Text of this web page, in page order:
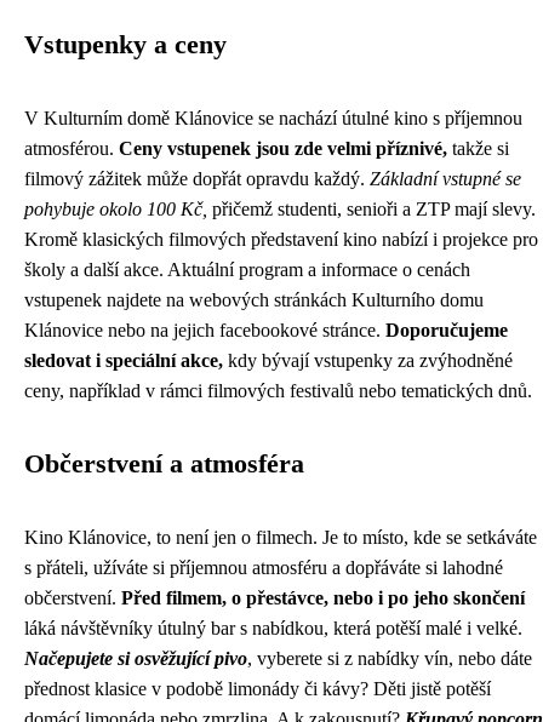
Vstupenky a ceny
V Kulturním domě Klánovice se nachází útulné kino s příjemnou
atmosférou. Ceny vstupenek jsou zde velmi příznivé, takže si
filmový zážitek může dopřát opravdu každý. Základní vstupné se
pohybuje okolo 100 Kč, přičemž studenti, senioři a ZTP mají slevy.
Kromě klasických filmových představení kino nabízí i projekce pro
školy a další akce. Aktuální program a informace o cenách
vstupenek najdete na webových stránkách Kulturního domu
Klánovice nebo na jejich facebookové stránce. Doporučujeme
sledovat i speciální akce, kdy bývají vstupenky za zvýhodněné
ceny, například v rámci filmových festivalů nebo tematických dnů.
Občerstvení a atmosféra
Kino Klánovice, to není jen o filmech. Je to místo, kde se setkáváte
s přáteli, užíváte si příjemnou atmosféru a dopřáváte si lahodné
občerstvení. Před filmem, o přestávce, nebo i po jeho skončení
láká návštěvníky útulný bar s nabídkou, která potěší malé i velké.
Načepujete si osvěžující pivo, vyberete si z nabídky vín, nebo dáte
přednost klasice v podobě limonády či kávy? Děti jistě potěší